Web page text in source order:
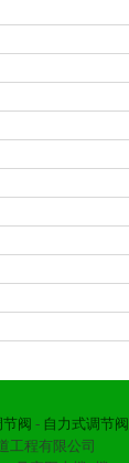
节阀 - 自力式调节阀
工程有限公司